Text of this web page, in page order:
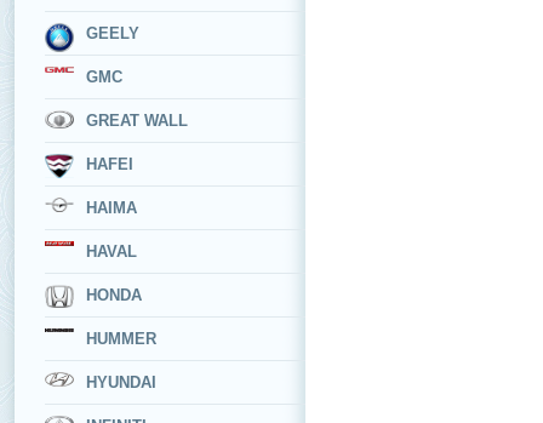
GEELY
GMC
GREAT WALL
HAFEI
HAIMA
HAVAL
HONDA
HUMMER
HYUNDAI